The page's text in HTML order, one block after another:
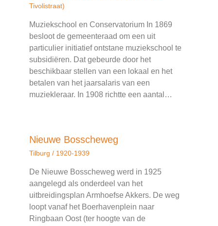
Tivolistraat)
Muziekschool en Conservatorium In 1869
besloot de gemeenteraad om een uit
particulier initiatief ontstane muziekschool te
subsidiëren. Dat gebeurde door het
beschikbaar stellen van een lokaal en het
betalen van het jaarsalaris van een
muziekleraar. In 1908 richtte een aantal…
Nieuwe Bosscheweg
Tilburg / 1920-1939
De Nieuwe Bosscheweg werd in 1925
aangelegd als onderdeel van het
uitbreidingsplan Armhoefse Akkers. De weg
loopt vanaf het Boerhavenplein naar
Ringbaan Oost (ter hoogte van de